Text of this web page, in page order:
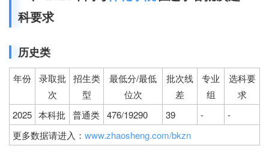
科要求
历史类
年份
录取批
次
招生类
型
最低分/最低
位次
批次线
差
专业
组
选科要
求
2025 本科批 普通类 476/19290 39 -
-
更多数据请进入： www.zhaosheng.com/bkzn